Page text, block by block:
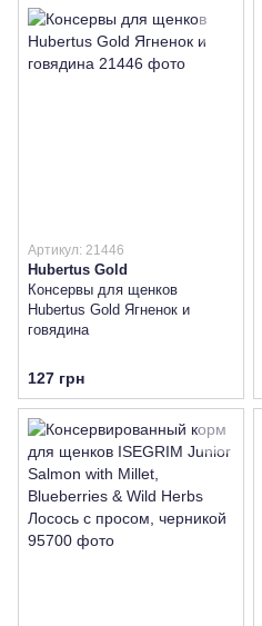
Артикул: 21446
Hubertus Gold
Консервы для щенков
Hubertus Gold Ягненок и
говядина
127 грн